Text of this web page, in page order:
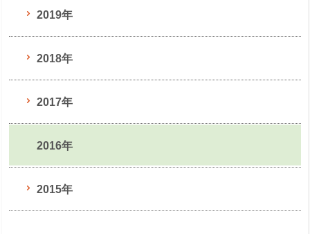
2019年
2018年
2017年
2016年
2015年